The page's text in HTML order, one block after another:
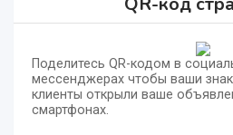
Поделитесь QR-кодом в
мессенджерах чтобы ваши
клиенты открыли ваше
смартфонах.